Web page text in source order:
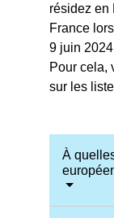
résidez en
France
9 juin
Pour cela,
sur les
À